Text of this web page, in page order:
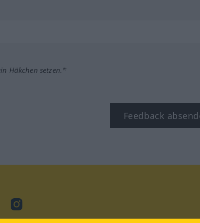
Häkchen setzen.*
Feedback
Instagram